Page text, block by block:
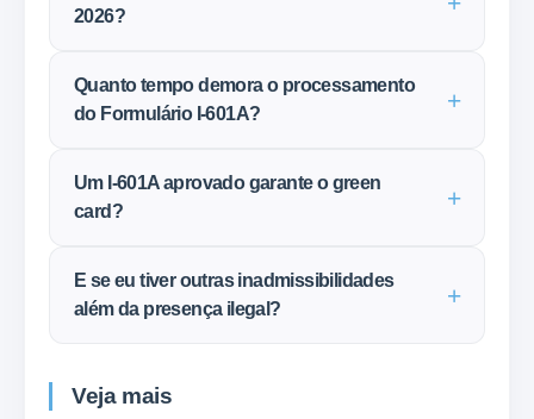
2026?
Quanto tempo demora o processamento
do Formulário I-601A?
Um I-601A aprovado garante o green
card?
E se eu tiver outras inadmissibilidades
além da presença ilegal?
Veja mais